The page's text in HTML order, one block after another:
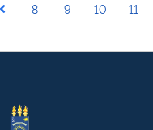
8 9 10 11